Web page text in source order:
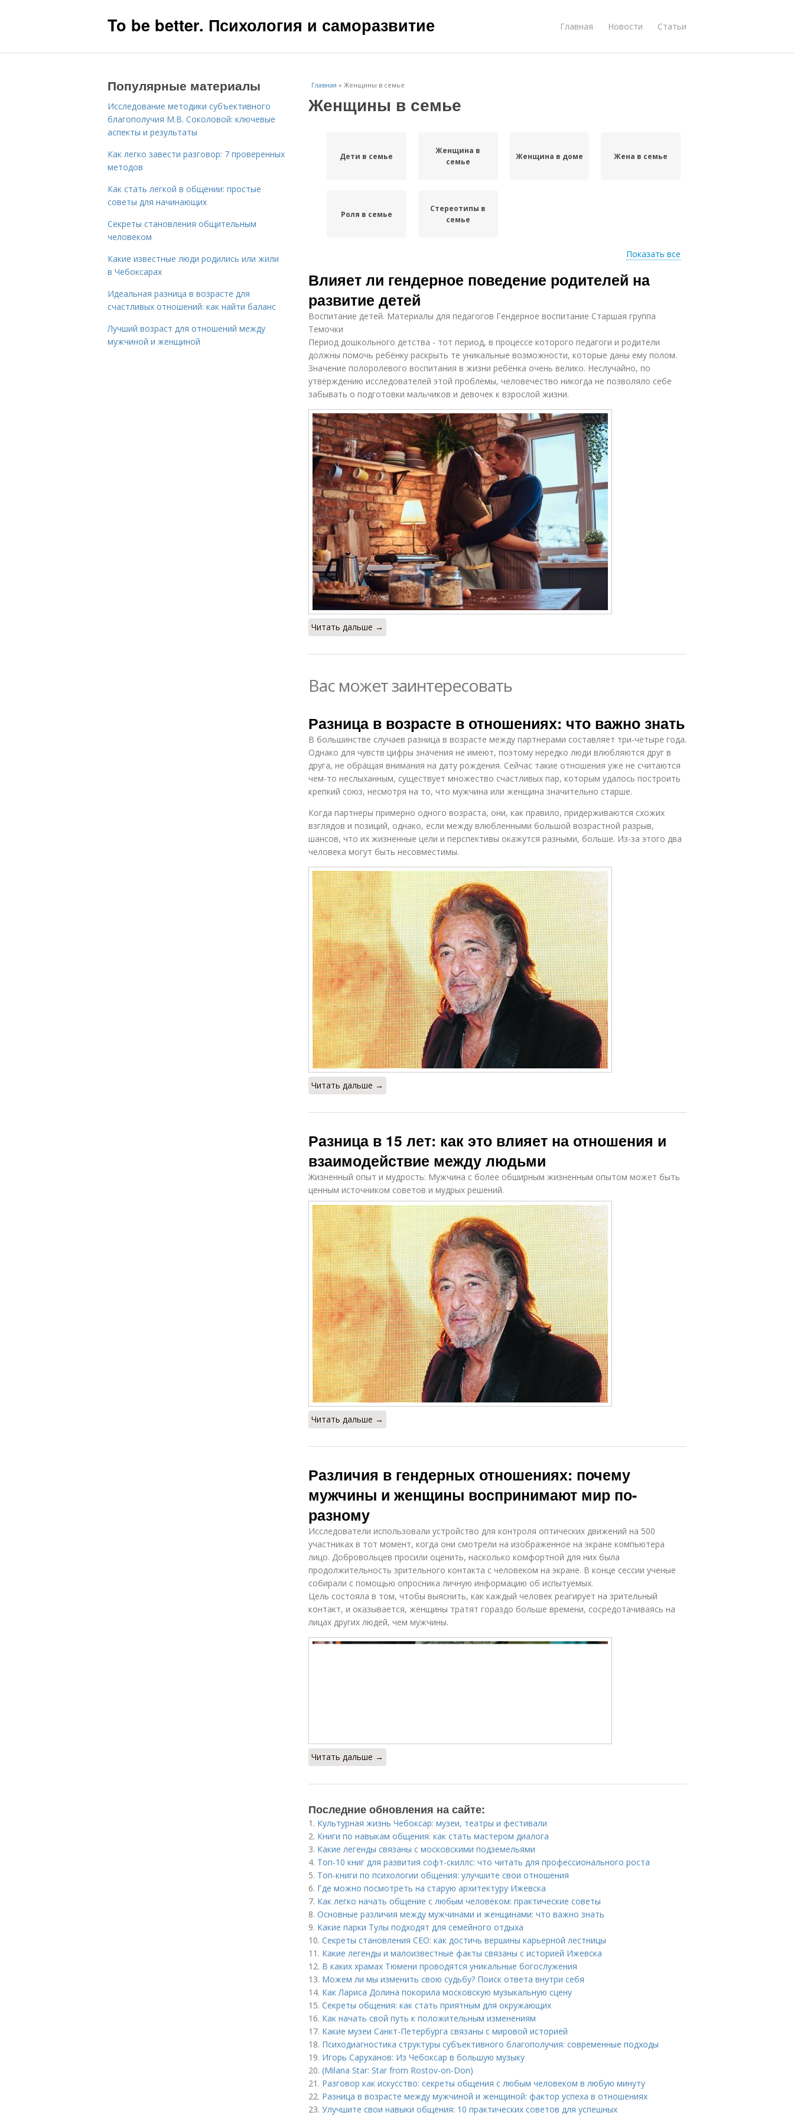
To be better. Психология и саморазвитие Главная Новости Статьи
Главная » Женщины в семье
Женщины в семье
Дети в семье
Женщина в
семье
Женщина в доме Жена в семье
Роля в семье
Стереотипы в
семье
Показать все
Влияет ли гендерное поведение родителей на
развитие детей
Воспитание детей. Материалы для педагогов Гендерное воспитание Старшая группа
Темочки
Период дошкольного детства - тот период, в процессе которого педагоги и родители
должны помочь ребёнку раскрыть те уникальные возможности, которые даны ему полом.
Значение полоролевого воспитания в жизни ребёнка очень велико. Неслучайно, по
утверждению исследователей этой проблемы, человечество никогда не позволяло себе
забывать о подготовки мальчиков и девочек к взрослой жизни.
Читать дальше →
Вас может заинтересовать
Разница в возрасте в отношениях: что важно знать
В большинстве случаев разница в возрасте между партнерами составляет три-четыре года.
Однако для чувств цифры значения не имеют, поэтому нередко люди влюбляются друг в
друга, не обращая внимания на дату рождения. Сейчас такие отношения уже не считаются
чем-то неслыханным, существует множество счастливых пар, которым удалось построить
крепкий союз, несмотря на то, что мужчина или женщина значительно старше.
Когда партнеры примерно одного возраста, они, как правило, придерживаются схожих
взглядов и позиций, однако, если между влюбленными большой возрастной разрыв,
шансов, что их жизненные цели и перспективы окажутся разными, больше. Из-за этого два
человека могут быть несовместимы.
Читать дальше →
Разница в 15 лет: как это влияет на отношения и
взаимодействие между людьми
Жизненный опыт и мудрость: Мужчина с более обширным жизненным опытом может быть
ценным источником советов и мудрых решений.
Читать дальше →
Различия в гендерных отношениях: почему
мужчины и женщины воспринимают мир по-
разному
Исследователи использовали устройство для контроля оптических движений на 500
участниках в тот момент, когда они смотрели на изображенное на экране компьютера
лицо. Добровольцев просили оценить, насколько комфортной для них была
продолжительность зрительного контакта с человеком на экране. В конце сессии ученые
собирали с помощью опросника личную информацию об испытуемых.
Цель состояла в том, чтобы выяснить, как каждый человек реагирует на зрительный
контакт, и оказывается, женщины тратят гораздо больше времени, сосредотачиваясь на
лицах других людей, чем мужчины.
Читать дальше →
Последние обновления на сайте:
1. Культурная жизнь Чебоксар: музеи, театры и фестивали
2. Книги по навыкам общения: как стать мастером диалога
3. Какие легенды связаны с московскими подземельями
4. Топ-10 книг для развития софт-скиллс: что читать для профессионального роста
5. Топ-книги по психологии общения: улучшите свои отношения
6. Где можно посмотреть на старую архитектуру Ижевска
7. Как легко начать общение с любым человеком: практические советы
8. Основные различия между мужчинами и женщинами: что важно знать
9. Какие парки Тулы подходят для семейного отдыха
10. Секреты становления CEO: как достичь вершины карьерной лестницы
11. Какие легенды и малоизвестные факты связаны с историей Ижевска
12. В каких храмах Тюмени проводятся уникальные богослужения
13. Можем ли мы изменить свою судьбу? Поиск ответа внутри себя
14. Как Лариса Долина покорила московскую музыкальную сцену
15. Секреты общения: как стать приятным для окружающих
16. Как начать свой путь к положительным изменениям
17. Какие музеи Санкт-Петербурга связаны с мировой историей
18. Психодиагностика структуры субъективного благополучия: современные подходы
19. Игорь Саруханов: Из Чебоксар в большую музыку
20. (Milana Star: Star from Rostov-on-Don)
21. Разговор как искусство: секреты общения с любым человеком в любую минуту
22. Разница в возрасте между мужчиной и женщиной: фактор успеха в отношениях
23. Улучшите свои навыки общения: 10 практических советов для успешных
Популярные материалы
Исследование методики субъективного
благополучия М.В. Соколовой: ключевые
аспекты и результаты
Как легко завести разговор: 7 проверенных
методов
Как стать легкой в общении: простые
советы для начинающих
Секреты становления общительным
человеком
Какие известные люди родились или жили
в Чебоксарах
Идеальная разница в возрасте для
счастливых отношений: как найти баланс
Лучший возраст для отношений между
мужчиной и женщиной